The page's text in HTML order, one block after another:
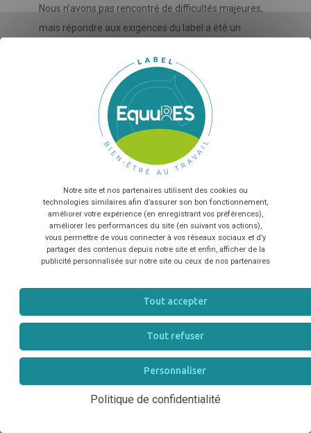
Nous n’avons pas rencontré de difficultés majeures,
mais répondre aux exigences du label a été un
note nous allions obtenir à l’issue de l’évaluation.
France Galop bénéficie d’une convention collective
particulièrement favorable au bien-être au travail,
mais l’ambiance positive qui y règne tient aussi à
d'autres facteurs humains et organisationnels.
Rencontrez-vous encore des difficultés en
termes de RH ?
Pas particulièrement. Le management réserve
et des clients parfois exigeants, c’est donc une bonne
recette pour ne pas s’ennuyer au travail.
Le recrutement est peut-être une des choses les plus
difficiles, mais nous nous en sortons plutôt bien. Dans
Sélectionnez nombre de salariés...
En envoyant le formulaire, vous acceptez que les
informations saisies soient exploitées dans le cadre de la
relation commerciale qui peut en découler
TÉLÉCHARGER
Notre site et nos partenaires utilisent des cookies ou
technologies similaires afin d’assurer son bon fonctionnement,
améliorer votre expérience (en enregistrant vos préférences),
améliorer les performances du site (en suivant vos actions),
vous permettre de vous connecter à vos réseaux sociaux et d’y
partager des contenus depuis notre site et enfin, afficher de la
publicité personnalisée sur notre site ou ceux de nos partenaires
Tout accepter
Tout refuser
Personnaliser
Politique de confidentialité